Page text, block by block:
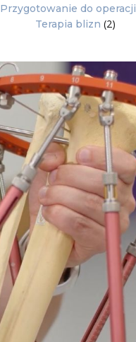
Przygotowanie do operacji
Terapia blizn (2)